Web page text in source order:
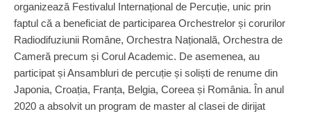
organizează Festivalul Internațional de Percuție, unic prin
faptul că a beneficiat de participarea Orchestrelor și corurilor
Radiodifuziunii Române, Orchestra Națională, Orchestra de
Cameră precum și Corul Academic. De asemenea, au
participat și Ansambluri de percuție și soliști de renume din
Japonia, Croația, Franța, Belgia, Coreea și România. În anul
2020 a absolvit un program de master al clasei de dirijat